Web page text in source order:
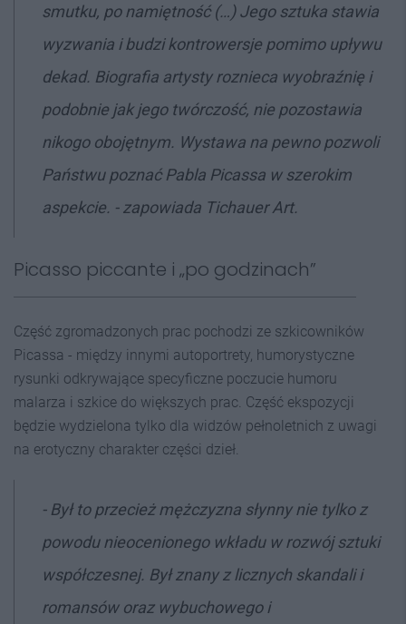
smutku, po namiętność (…) Jego sztuka stawia
wyzwania i budzi kontrowersje pomimo upływu
dekad. Biografia artysty roznieca wyobraźnię i
podobnie jak jego twórczość, nie pozostawia
nikogo obojętnym. Wystawa na pewno pozwoli
Państwu poznać Pabla Picassa w szerokim
aspekcie. - zapowiada Tichauer Art.
Picasso piccante i „po godzinach”
Część zgromadzonych prac pochodzi ze szkicowników
Picassa - między innymi autoportrety, humorystyczne
rysunki odkrywające specyficzne poczucie humoru
malarza i szkice do większych prac. Część ekspozycji
będzie wydzielona tylko dla widzów pełnoletnich z uwagi
na erotyczny charakter części dzieł.
- Był to przecież mężczyzna słynny nie tylko z
powodu nieocenionego wkładu w rozwój sztuki
współczesnej. Był znany z licznych skandali i
romansów oraz wybuchowego i